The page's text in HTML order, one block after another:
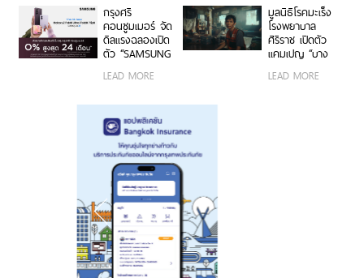
RETAIL X T1
CARD DAY”
กรุงศรี
คอนซูมเมอร์ จัด
ดีลแรงฉลองเปิด
ตัว “SAMSUNG
Ultra | Fold8 |
นานสูงสุด 24
เดือน
LEAD MORE
มูลนิธิโรคมะเร็ง
โรงพยาบาล
ศิริราช เปิดตัว
แคมเปญ “บาง
ป่วยหนัก” ชวน
LEAD MORE